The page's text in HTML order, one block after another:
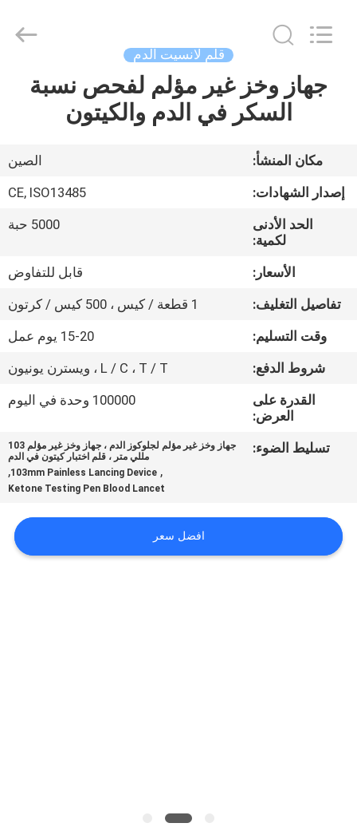
منزل،
منتجات
عرض
الافتراضي
معلومات
جولة
المعمل
الجودة
قلم لانسيت الدم
جهاز وخز غير مؤلم لفحص نسبة
السكر في الدم والكيتون
مكان المنشأ:
الصين
إصدار الشهادات:
CE, ISO13485
الحد الأدنى
لكمية:
5000 حبة
الأسعار:
قابل للتفاوض
تفاصيل التغليف:
1 قطعة / كيس ، 500 كيس / كرتون
وقت التسليم:
15-20 يوم عمل
شروط الدفع:
L / C ، T / T ، ويسترن يونيون
القدرة على
العرض:
100000 وحدة في اليوم
تسليط الضوء:
جهاز وخز غير مؤلم لجلوكوز الدم ، جهاز وخز غير مؤلم 103
مللي متر ، قلم اختبار كيتون في الدم
,
103mm Painless Lancing Device
,
Ketone Testing Pen Blood Lancet
افضل سعر